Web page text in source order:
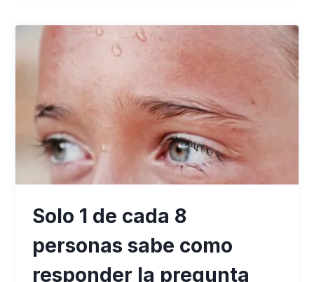
Solo 1 de cada 8
personas sabe como
responder la pregunta